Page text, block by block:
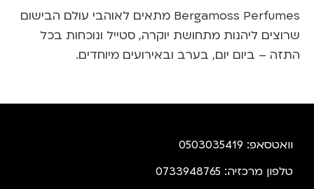
Bergamossמתאים לאוהבי עולם הבישום
ליהנות מתחושת יוקרה, סטייל ונוכחות בכל
– ביום יום, בערב ובאירועים מיוחדים.
וואטסאפ: 0503035419
טלפון מרכזיה: 0733948765